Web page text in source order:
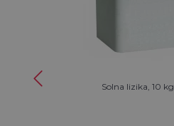
Solna lizika, 10 kg